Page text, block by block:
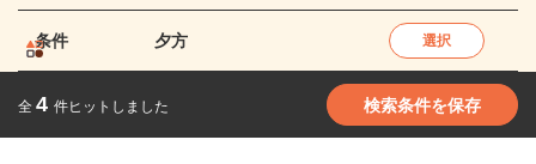
条件 夕方 選択
全 4 件ヒットしました 検索条件を保存